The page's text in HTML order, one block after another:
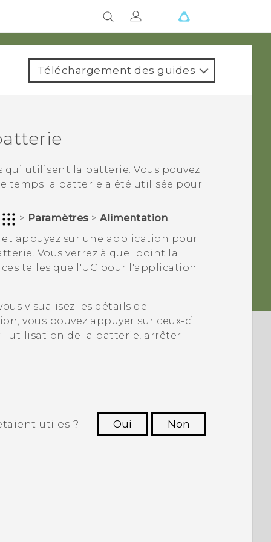
Téléchargement des guides
utilisent la batterie. Vous pouvez
temps la batterie a été utilisée pour
> Paramètres >Alimentation.
et appuyez sur une application pour
Vous verrez à quel point la
telles que l'UC pour l'application
visualisez les détails de
vous pouvez appuyer sur ceux-ci
de la batterie, arrêter
utiles ? Oui
Non